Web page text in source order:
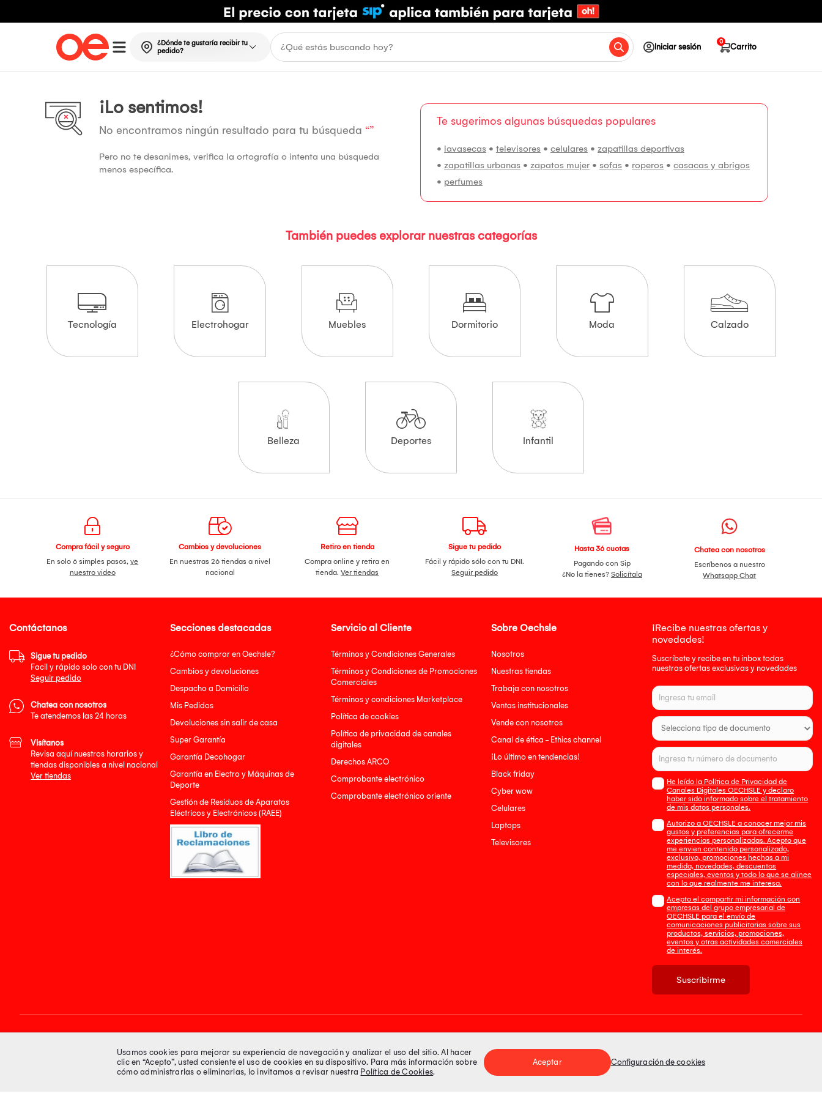
¿Dónde te gustaría recibir tu
pedido?
Iniciar sesión Carrito
0
¡Lo sentimos!
No encontramos ningún resultado para tu búsqueda “”
Pero no te desanimes, verifica la ortografía o intenta una búsqueda
menos específica.
Te sugerimos algunas búsquedas populares
• lavasecas • televisores • celulares • zapatillas deportivas
• zapatillas urbanas • zapatos mujer • sofas • roperos • casacas y abrigos
• perfumes
También puedes explorar nuestras categorías
Tecnología Electrohogar Muebles Dormitorio Moda Calzado
Belleza Deportes Infantil
Compra fácil y seguro
En solo 6 simples pasos,ve
nuestro video
Cambios y devoluciones
En nuestras 26 tiendas a nivel
nacional
Retiro en tienda
Compra online y retira en
tienda.Ver tiendas
Sigue tu pedido
Fácil y rápido sólo con tu DNI.
Seguir pedido
Hasta 36 cuotas
Pagando con Sip
¿No la tienes? Solicítala
Chatea con nosotros
Escríbenos a nuestro
Whatsapp Chat
Secciones destacadas
¿Cómo comprar en Oechsle?
Cambios y devoluciones
Despacho a Domicilio
Mis Pedidos
Devoluciones sin salir de casa
Super Garantía
Garantía Decohogar
Garantía en Electro y Máquinas de
Deporte
Gestión de Residuos de Aparatos
Eléctricos y Electrónicos (RAEE)
Servicio al Cliente
Términos y Condiciones Generales
Términos y Condiciones de Promociones
Comerciales
Términos y condiciones Marketplace
Política de cookies
Política de privacidad de canales
digitales
Derechos ARCO
Comprobante electrónico
Comprobante electrónico oriente
Sobre Oechsle
Nosotros
Nuestras tiendas
Trabaja con nosotros
Ventas institucionales
Vende con nosotros
Canal de ética - Ethics channel
¡Lo último en tendencias!
Black friday
Cyber wow
Celulares
Laptops
Televisores
¡Recibe nuestras ofertas y
novedades!
Suscríbete y recibe en tu inbox todas
nuestras ofertas exclusivas y novedades
He leído la Política de Privacidad de
Canales Digitales OECHSLE y declaro
haber sido informado sobre el tratamiento
de mis datos personales.
Autorizo a OECHSLE a conocer mejor mis
gustos y preferencias para ofrecerme
experiencias personalizadas. Acepto que
me envien contenido personalizado,
exclusivo, promociones hechas a mi
medida, novedades, descuentos
especiales, eventos y todo lo que se alinee
con lo que realmente me interesa.
Acepto el compartir mi información con
empresas del grupo empresarial de
OECHSLE para el envío de
comunicaciones publicitarias sobre sus
productos, servicios, promociones,
eventos y otras actividades comerciales
de interés.
Suscribirme
Contáctanos
Sigue tu pedido
Facil y rápido solo con tu DNI
Seguir pedido
Chatea con nosotros
Te atendemos las 24 horas
Visítanos
Revisa aquí nuestros horarios y
tiendas disponibles a nivel nacional
Ver tiendas
Síguenos en Medios de pago Tienda 100% Segura
Usamos cookies para mejorar su experiencia de navegación y analizar el uso del sitio. Al hacer
clic en “Acepto”, usted consiente el uso de cookies en su dispositivo. Para más información sobre
cómo administrarlas o eliminarlas, lo invitamos a revisar nuestra Política de Cookies.
Aceptar Configuración de cookies